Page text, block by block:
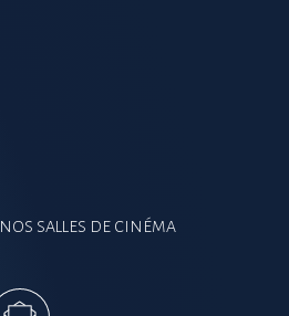
NOS SALLES DE CINÉMA